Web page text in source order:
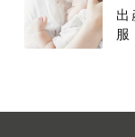
出
服